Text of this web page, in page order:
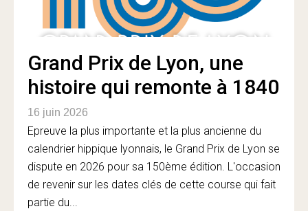
Grand Prix de Lyon, une
histoire qui remonte à 1840
16 juin 2026
Epreuve la plus importante et la plus ancienne du
calendrier hippique lyonnais, le Grand Prix de Lyon se
dispute en 2026 pour sa 150ème édition. L'occasion
de revenir sur les dates clés de cette course qui fait
partie du...